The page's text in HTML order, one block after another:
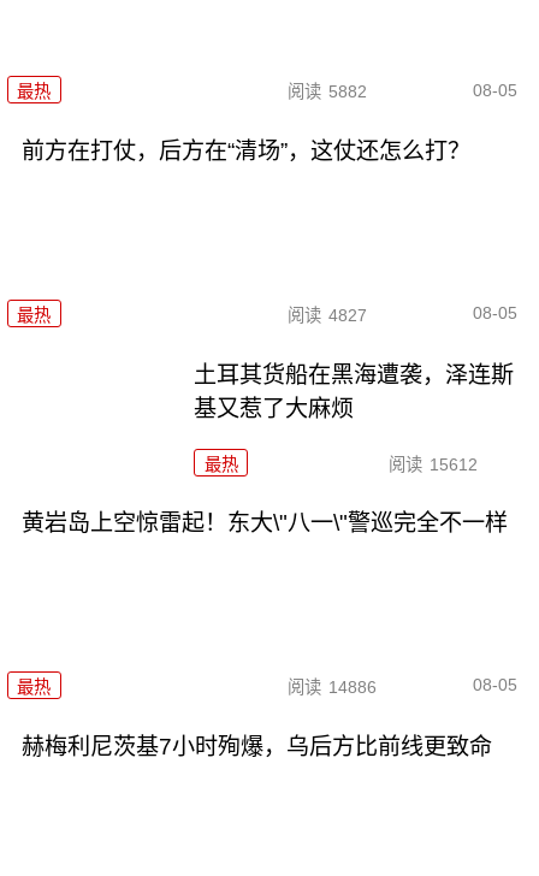
最热 阅读 5882 08-05
前方在打仗，后方在“清场”，这仗还怎么打？
最热 阅读 4827 08-05
土耳其货船在黑海遭袭，泽连斯
基又惹了大麻烦
最热 阅读 15612
黄岩岛上空惊雷起！东大\"八一\"警巡完全不一样
最热 阅读 14886 08-05
赫梅利尼茨基7小时殉爆，乌后方比前线更致命